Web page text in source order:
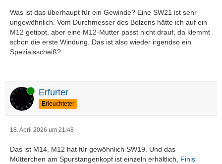
Was ist das überhaupt für ein Gewinde? Eine SW21 ist sehr
ungewöhnlich. Vom Durchmesser des Bolzens hätte ich auf ein
M12 getippt, aber eine M12-Mutter passt nicht drauf, da klemmt
schon die erste Windung. Das ist also wieder irgendso ein
Spezialsscheiß?
Online Erfurter
Erleuchteter
18. April 2026 um 21:48
Das ist M14, M12 hat für gewöhnlich SW19. Und das
Mütterchen am Spurstangenkopf ist einzeln erhältlich, Finis